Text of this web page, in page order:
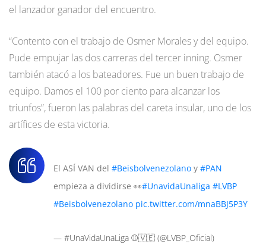
el lanzador ganador del encuentro.
“Contento con el trabajo de Osmer Morales y del equipo.
Pude empujar las dos carreras del tercer inning. Osmer
también atacó a los bateadores. Fue un buen trabajo de
equipo. Damos el 100 por ciento para alcanzar los
triunfos”, fueron las palabras del careta insular, uno de los
artífices de esta victoria.
El ASÍ VAN del #Beisbolvenezolano y #PAN
empieza a dividirse 👀#UnavidaUnaliga #LVBP
#Beisbolvenezolano pic.twitter.com/mnaBBJ5P3Y
— #UnaVidaUnaLiga ⚾️🇻🇪 (@LVBP_Oficial)